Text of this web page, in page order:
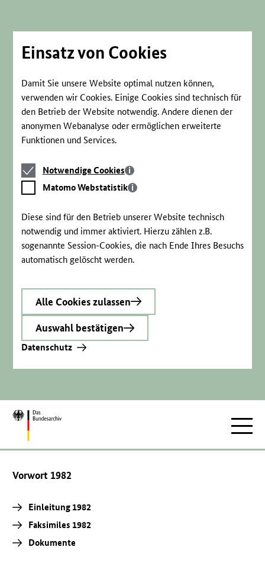
Einsatz von Cookies
Damit Sie unsere Website optimal nutzen können,
verwenden wir Cookies. Einige Cookies sind technisch für
den Betrieb der Website notwendig. Andere dienen der
anonymen Webanalyse oder ermöglichen erweiterte
Funktionen und Services.
Notwendige
Cookies
Notwendige Cookies
Matomo
Webstatistik
Matomo Webstatistik
Diese sind für den Betrieb unserer Website technisch
notwendig und immer aktiviert. Hierzu zählen z.B.
sogenannte Session-Cookies, die nach Ende Ihres Besuchs
automatisch gelöscht werden.
Alle Cookies zulassen
Auswahl bestätigen
Datenschutz
Zur
Vorwort 1982
Einleitung 1982
Faksimiles 1982
Dokumente